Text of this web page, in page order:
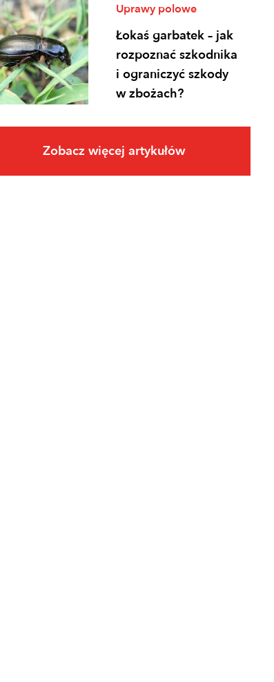
Uprawy polowe
Łokaś garbatek – jak
rozpoznać szkodnika
i ograniczyć szkody
w zbożach?
Zobacz więcej artykułów